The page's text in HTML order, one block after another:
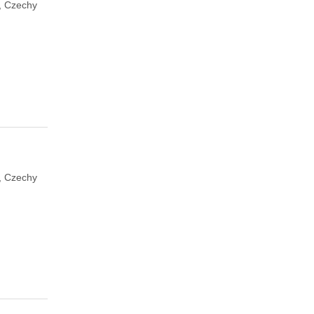
Czechy
Czechy